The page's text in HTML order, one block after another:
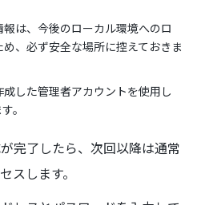
は、今後のローカル環境へのロ
、必ず安全な場所に控えておきま
した管理者アカウントを使用し
。
完了したら、次回以降は通常
スします。